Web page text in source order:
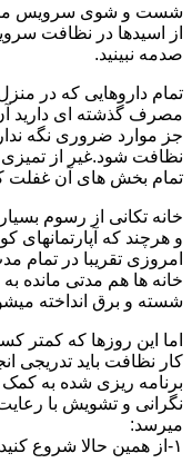
شست و شوی سرویس منزل
از اسیدها در نظافت
صدمه نبینید.
تمام داروهایی که در
مصرف گذشته ای دارید آن
جز موارد ضروری نگه
نظافت شود.غیر از
تمام بخش های آن غفلت
خانه تکانی از رسوم
و هرچند که آپارتمانهای
امروزی تقریبا در تمام
خانه ها هم مدتی مانده
شسته و برق انداخته
اما این روزها که
کار نظافت باید تدریجی
برنامه ریزی شده به کمک
نگرانی و تشویش با
میرسد:
۱-از همین حالا شروع کنید